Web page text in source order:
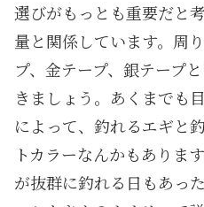
選びがもっとも重要だと
量と関係しています。周
プ、金テープ、銀テープ
きましょう。あくまでも
によって、釣れるエギと
トカラーなんかもありま
が抜群に釣れる日もあっ